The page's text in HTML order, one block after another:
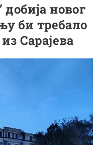
новог
би требало
Сарајева